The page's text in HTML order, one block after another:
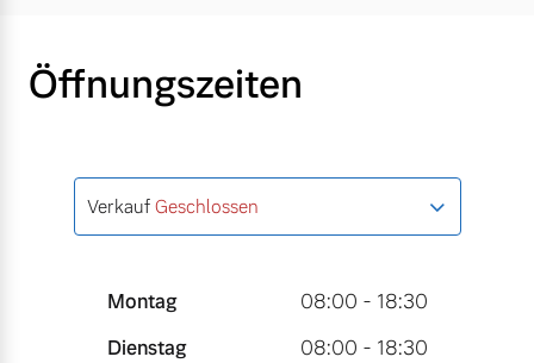
Öffnungszeiten
Verkauf Geschlossen
Montag
08:00 - 18:30
Dienstag
08:00 - 18:30